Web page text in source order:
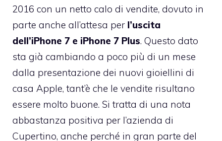
2016 con un netto calo di vendite, dovuto in
parte anche all’attesa per l’uscita
dell’iPhone 7 e iPhone 7 Plus. Questo dato
sta già cambiando a poco più di un mese
dalla presentazione dei nuovi gioiellini di
casa Apple, tant’è che le vendite risultano
essere molto buone. Si tratta di una nota
abbastanza positiva per l’azienda di
Cupertino, anche perché in gran parte del